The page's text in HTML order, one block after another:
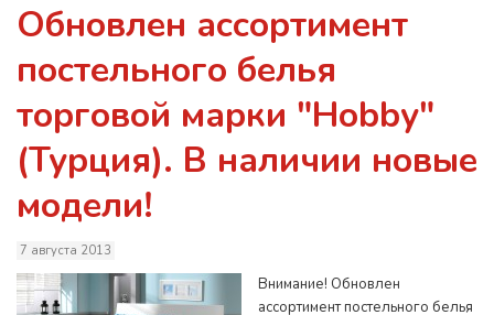
Обновлен ассортимент
постельного белья
торговой марки "Hobby"
(Турция). В наличии новые
модели!
7 августа 2013
Внимание! Обновлен
ассортимент постельного белья